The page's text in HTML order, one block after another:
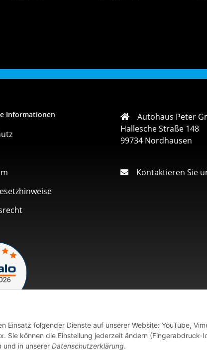
Einsatz folgender Dienste auf unserer Website: YouTube,
Sie können die Einstellung jederzeit ändern (Fingerabdruck-
und in unserer Datenschutzerklärung.
Informationen
Autohaus Peter
Hallesche Straße 148
99734 Nordhausen
Kontaktieren Sie
Vertrag widerrufen